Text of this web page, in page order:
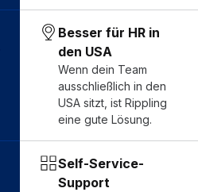
Besser für HR in
den USA
Wenn dein Team
ausschließlich in den
USA sitzt, ist Rippling
eine gute Lösung.
Self-Service-
Support